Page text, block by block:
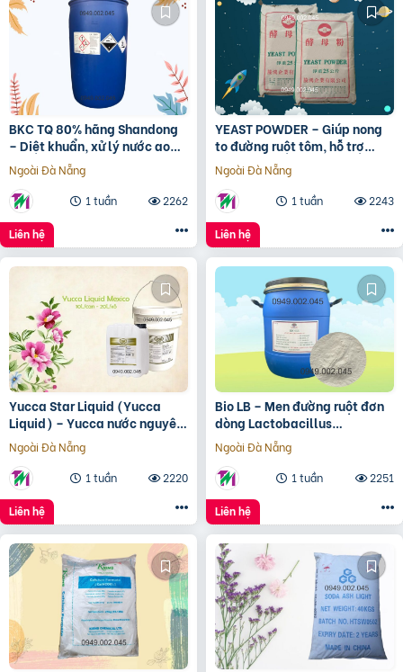
BKC TQ 80% hãng Shandong
– Diệt khuẩn, xử lý nước ao
nuôi thủy sản
Ngoài Đà Nẵng
1 tuần
2262
Liên hệ
YEAST POWDER – Giúp nong
to đường ruột tôm, hỗ trợ
phục hồi sau điều trị kháng
sinh
Ngoài Đà Nẵng
1 tuần
2243
Liên hệ
Yucca Star Liquid (Yucca
Liquid) – Yucca nước nguyên
liệu Mexico
Ngoài Đà Nẵng
1 tuần
2220
Liên hệ
Bio LB – Men đường ruột đơn
dòng Lactobacillus
acidophilus cho tôm cá
Ngoài Đà Nẵng
1 tuần
2251
Liên hệ